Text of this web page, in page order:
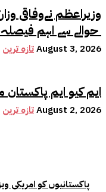
وزیراعظم نےوفاقی
حوالے سے اہم فیصلہ کر لیا
تازہ ترینAugust 3, 2026
ایم کیو ایم
تازہ ترینAugust 2, 2026
پاکستانیوں کو امریکی